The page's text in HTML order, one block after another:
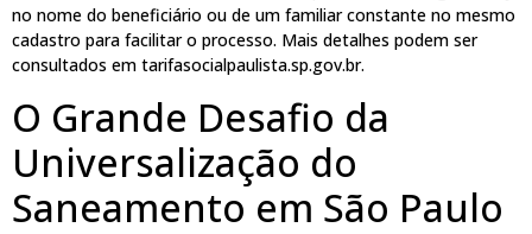
no nome do beneficiário ou de um familiar constante no mesmo
cadastro para facilitar o processo. Mais detalhes podem ser
consultados em tarifasocialpaulista.sp.gov.br.
O Grande Desafio da
Universalização do
Saneamento em São Paulo